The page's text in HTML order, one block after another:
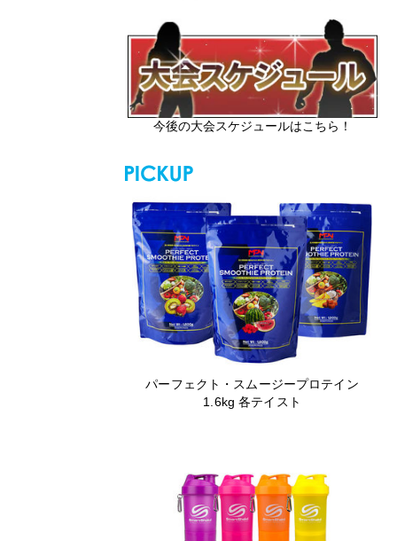
今後の大会スケジュールはこちら！
パーフェクト・スムージープロテイン
1.6kg 各テイスト